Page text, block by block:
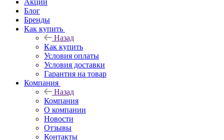
Акции
Блог
Бренды
Как купить
Назад
Как купить
Условия оплаты
Условия доставки
Гарантия на товар
Компания
Назад
Компания
О компании
Новости
Отзывы
Контакты